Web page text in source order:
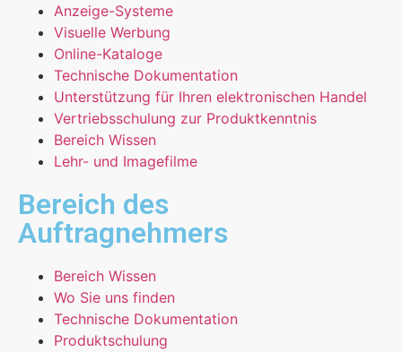
Anzeige-Systeme
Visuelle Werbung
Online-Kataloge
Technische Dokumentation
Unterstützung für Ihren elektronischen Handel
Vertriebsschulung zur Produktkenntnis
Bereich Wissen
Lehr- und Imagefilme
Bereich des
Auftragnehmers
Bereich Wissen
Wo Sie uns finden
Technische Dokumentation
Produktschulung